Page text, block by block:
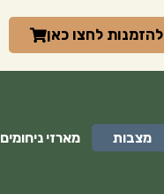
להזמנות לחצו כאן
מצבות מארזי ניחומים